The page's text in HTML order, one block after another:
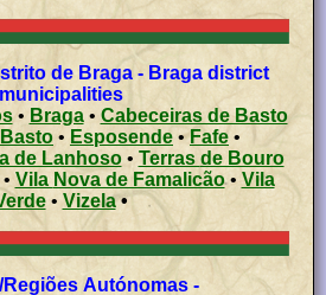
de Braga - Braga district
municipalities
• Braga• Cabeceiras de Basto
de Basto • Esposende •Fafe •
de Lanhoso•
Terras de Bouro
Vila Nova de Famalicão• Vila
•Vizela•
Autónomas -